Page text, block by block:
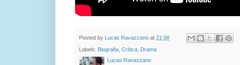
Posted by Lucas Ravazzano at 21:08
Labels: Biografia Crítica Drama
Lucas Ravazzano